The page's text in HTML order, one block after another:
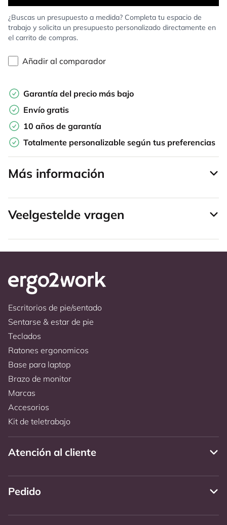
¿Buscas un presupuesto a medida? Completa tu espacio de
trabajo y solicita un presupuesto personalizado directamente en
el carrito de compras.
Añadir al comparador
Garantía del precio más bajo
Envío gratis
10 años de garantía
Totalmente personalizable según tus preferencias
Más información
Veelgestelde vragen
Escritorios de pie/sentado
Sentarse & estar de pie
Teclados
Ratones ergonomicos
Base para laptop
Brazo de monitor
Marcas
Accesorios
Kit de teletrabajo
Atención al cliente
Pedido